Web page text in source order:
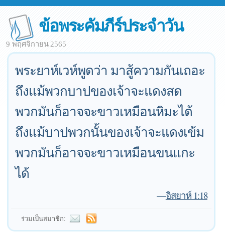
ข้อพระคัมภีร์ประจำวัน
9 พฤศจิกายน 2565
พระยาห์เวห์พูดว่า มาสู้ความกันเถอะ
ถึงแม้พวกบาปของเจ้าจะแดงสด
พวกมันก็อาจจะขาวเหมือนหิมะได้
ถึงแม้บาปพวกนั้นของเจ้าจะแดงเข้ม
พวกมันก็อาจจะขาวเหมือนขนแกะ
ได้
—อิสยาห์ 1:18
ร่วมเป็นสมาชิก: